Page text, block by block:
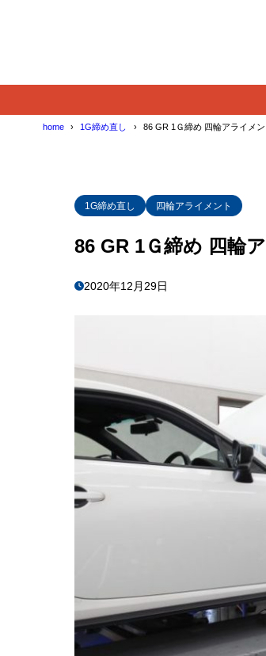
home 1G締め直し 86 GR 1Ｇ締め 四輪アライメ
1G締め直し 四輪アライメント
86 GR 1Ｇ締め 四輪
2020年12月29日